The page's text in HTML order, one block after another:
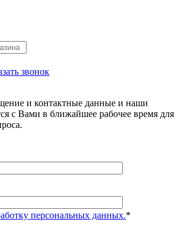
звонок
и контактные данные и наши
с Вами в ближайшее рабочее время для
персональных данных.*